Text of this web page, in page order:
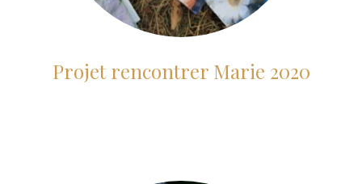
Projet rencontrer Marie 2020